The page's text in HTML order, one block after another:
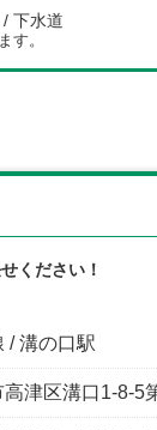
下水道
す。
ください！
/ 溝の口駅
津区溝口1-8-5